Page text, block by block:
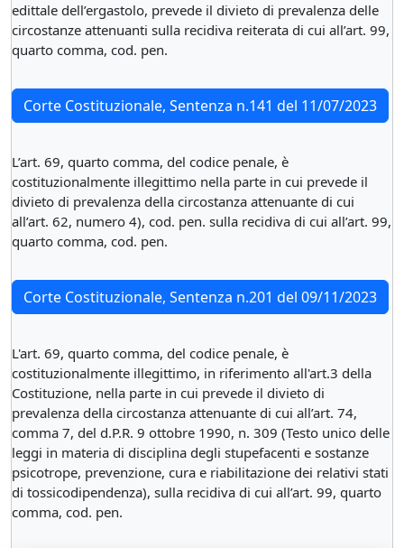
edittale dell’ergastolo, prevede il divieto di prevalenza delle
circostanze attenuanti sulla recidiva reiterata di cui all’art. 99,
quarto comma, cod. pen.
Corte Costituzionale, Sentenza n.141 del 11/07/2023
L’art. 69, quarto comma, del codice penale, è
costituzionalmente illegittimo nella parte in cui prevede il
divieto di prevalenza della circostanza attenuante di cui
all’art. 62, numero 4), cod. pen. sulla recidiva di cui all’art. 99,
quarto comma, cod. pen.
Corte Costituzionale, Sentenza n.201 del 09/11/2023
L'art. 69, quarto comma, del codice penale, è
costituzionalmente illegittimo, in riferimento all'art.3 della
Costituzione, nella parte in cui prevede il divieto di
prevalenza della circostanza attenuante di cui all’art. 74,
comma 7, del d.P.R. 9 ottobre 1990, n. 309 (Testo unico delle
leggi in materia di disciplina degli stupefacenti e sostanze
psicotrope, prevenzione, cura e riabilitazione dei relativi stati
di tossicodipendenza), sulla recidiva di cui all’art. 99, quarto
comma, cod. pen.